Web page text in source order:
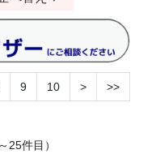
9 10 > >>
25件目）